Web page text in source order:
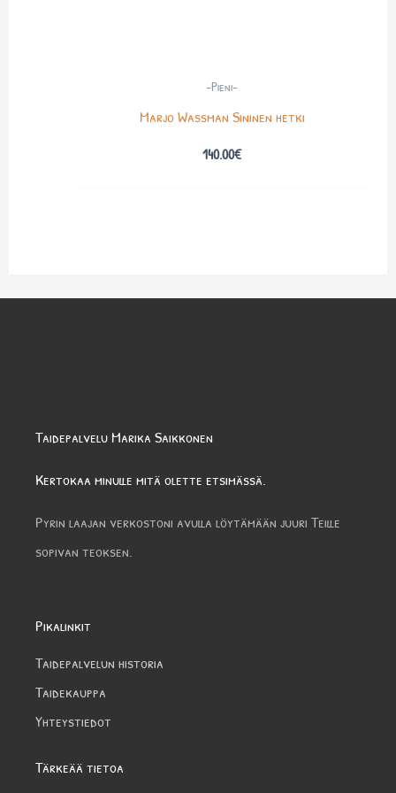
-Pieni-
Marjo Wassman Sininen hetki
140.00€
Taidepalvelu Marika Saikkonen
Kertokaa minulle mitä olette etsimässä.
Pyrin laajan verkostoni avulla löytämään juuri Teille
sopivan teoksen.
Pikalinkit
Taidepalvelun historia
Taidekauppa
Yhteystiedot
Tärkeää tietoa